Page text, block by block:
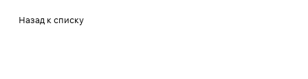
Назад к списку